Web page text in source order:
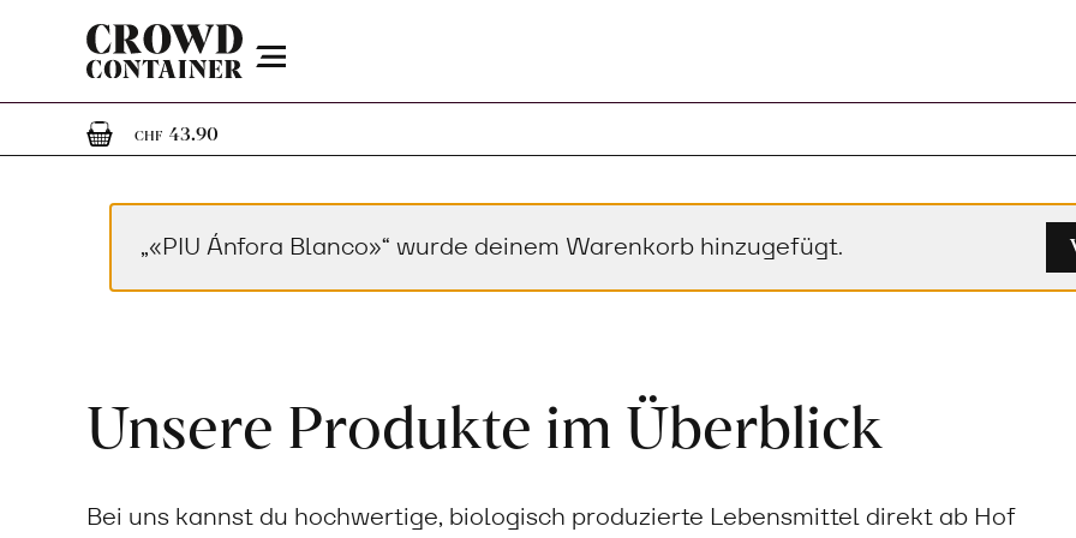
Menu
CHF 43.901 Artikel im Warenkorb
„«PIU Ánfora Blanco»“ wurde deinem Warenkorb hinzugefügt.
Unsere Produkte im Überblick
Bei uns kannst du hochwertige, biologisch produzierte Lebensmittel direkt ab Hof